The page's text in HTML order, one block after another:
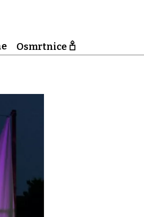
Osmrtnice